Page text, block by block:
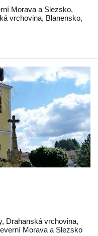
Morava a Slezsko,
vrchovina, Blanensko,
, Drahanská vrchovina,
Morava a Slezsko